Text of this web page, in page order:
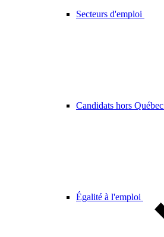
Secteurs d'emploi
Candidats hors Québec
Égalité à l'emploi